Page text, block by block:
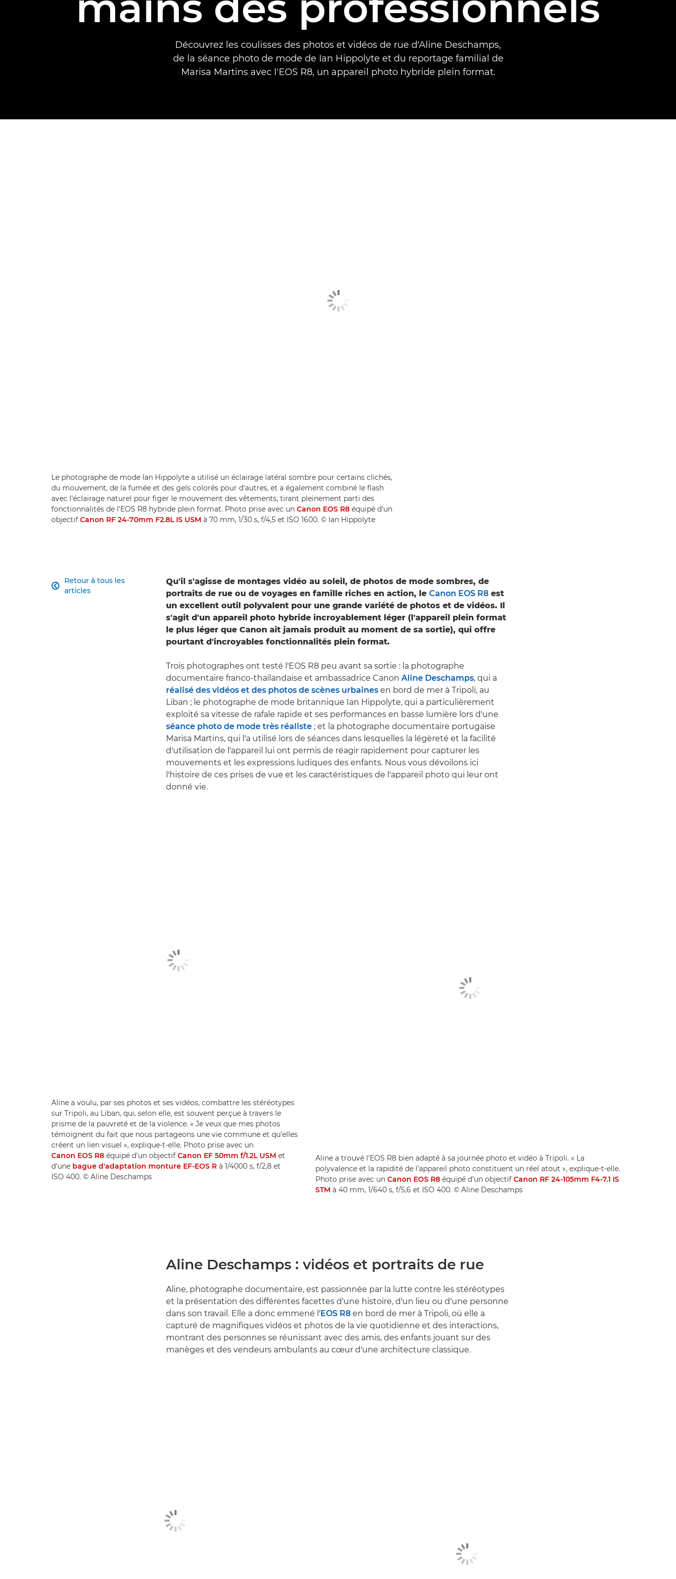
Découvrez les coulisses des photos et vidéos de rue d'Aline Deschamps,
de la séance photo de mode de Ian Hippolyte et du reportage familial de
Marisa Martins avec l'EOS R8, un appareil photo hybride plein format.
Le photographe de mode Ian Hippolyte a utilisé un éclairage latéral sombre pour certains clichés,
du mouvement, de la fumée et des gels colorés pour d'autres, et a également combiné le flash
avec l'éclairage naturel pour figer le mouvement des vêtements, tirant pleinement parti des
fonctionnalités de l'EOS R8 hybride plein format. Photo prise avec un Canon EOS R8 équipé d'un
objectif Canon RF 24-70mm F2.8L IS USM à 70 mm, 1/30 s, f/4,5 et ISO 1600. © Ian Hippolyte
Retour à tous les
articles

Qu'il s'agisse de montages vidéo au soleil, de photos de mode sombres, de
portraits de rue ou de voyages en famille riches en action, le Canon EOS R8 est
un excellent outil polyvalent pour une grande variété de photos et de vidéos. Il
s'agit d'un appareil photo hybride incroyablement léger (l'appareil plein format
le plus léger que Canon ait jamais produit au moment de sa sortie), qui offre
pourtant d'incroyables fonctionnalités plein format.
Trois photographes ont testé l'EOS R8 peu avant sa sortie : la photographe
documentaire franco-thaïlandaise et ambassadrice Canon Aline Deschamps, qui a
réalisé des vidéos et des photos de scènes urbaines en bord de mer à Tripoli, au
Liban ; le photographe de mode britannique Ian Hippolyte, qui a particulièrement
exploité sa vitesse de rafale rapide et ses performances en basse lumière lors d'une
séance photo de mode très réaliste ; et la photographe documentaire portugaise
Marisa Martins, qui l'a utilisé lors de séances dans lesquelles la légèreté et la facilité
d'utilisation de l'appareil lui ont permis de réagir rapidement pour capturer les
mouvements et les expressions ludiques des enfants. Nous vous dévoilons ici
l'histoire de ces prises de vue et les caractéristiques de l'appareil photo qui leur ont
donné vie.
Aline a voulu, par ses photos et ses vidéos, combattre les stéréotypes
sur Tripoli, au Liban, qui, selon elle, est souvent perçue à travers le
prisme de la pauvreté et de la violence. « Je veux que mes photos
témoignent du fait que nous partageons une vie commune et qu'elles
créent un lien visuel », explique-t-elle. Photo prise avec un
Canon EOS R8 équipé d'un objectif Canon EF 50mm f/1.2L USM et
d'une bague d'adaptation monture EF-EOS R à 1/4000 s, f/2,8 et
ISO 400. © Aline Deschamps
Aline a trouvé l'EOS R8 bien adapté à sa journée photo et vidéo à Tripoli. « La
polyvalence et la rapidité de l'appareil photo constituent un réel atout », explique-t-elle.
Photo prise avec un Canon EOS R8équipé d'un objectif Canon RF 24-105mm F4-7.1 IS
STM à 40 mm, 1/640 s, f/5,6 et ISO 400. © Aline Deschamps
Aline Deschamps : vidéos et portraits de rue
Aline, photographe documentaire, est passionnée par la lutte contre les stéréotypes
et la présentation des différentes facettes d'une histoire, d'un lieu ou d'une personne
dans son travail. Elle a donc emmené l' EOS R8 en bord de mer à Tripoli, où elle a
capturé de magnifiques vidéos et photos de la vie quotidienne et des interactions,
montrant des personnes se réunissant avec des amis, des enfants jouant sur des
manèges et des vendeurs ambulants au cœur d'une architecture classique.